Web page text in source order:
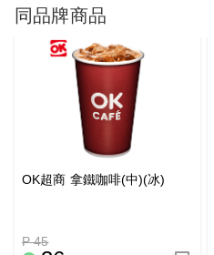
同品牌商品
OK超商 拿鐵咖啡(中)(冰)
P 45